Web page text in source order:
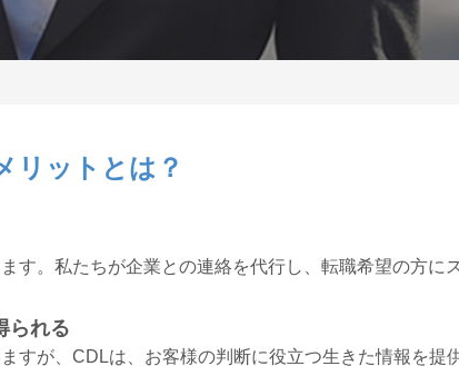
リットとは？
す。私たちが企業との連絡を代行し、転職希望の方に
られる
すが、CDLは、お客様の判断に役立つ生きた情報を提